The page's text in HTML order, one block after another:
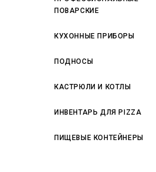
ПОВАРСКИЕ
КУХОННЫЕ ПРИБОРЫ
ПОДНОСЫ
КАСТРЮЛИ И КОТЛЫ
ИНВЕНТАРЬ ДЛЯ PIZZA
ПИЩЕВЫЕ КОНТЕЙНЕРЫ